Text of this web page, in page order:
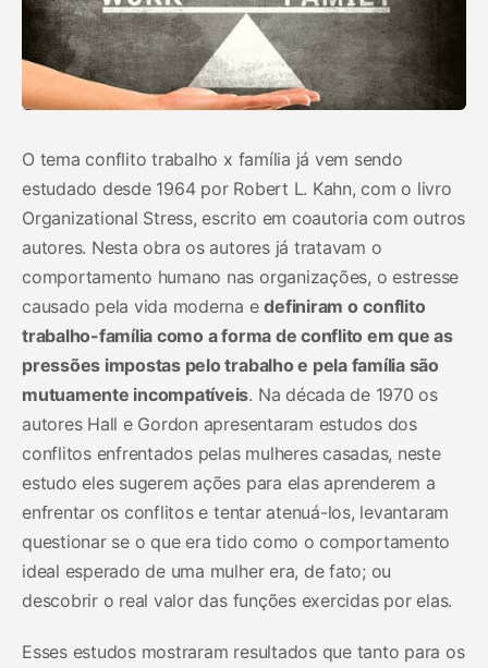
O tema conflito trabalho x família já vem sendo
estudado desde 1964 por Robert L. Kahn, com o livro
Organizational Stress, escrito em coautoria com outros
autores. Nesta obra os autores já tratavam o
comportamento humano nas organizações, o estresse
causado pela vida moderna edefiniram o conflito
trabalho-família como a forma de conflito em que as
pressões impostas pelo trabalho e pela família são
mutuamente incompatíveis. Na década de 1970 os
autores Hall e Gordon apresentaram estudos dos
conflitos enfrentados pelas mulheres casadas, neste
estudo eles sugerem ações para elas aprenderem a
enfrentar os conflitos e tentar atenuá-los, levantaram
questionar se o que era tido como o comportamento
ideal esperado de uma mulher era, de fato; ou
descobrir o real valor das funções exercidas por elas.
Esses estudos mostraram resultados que tanto para os